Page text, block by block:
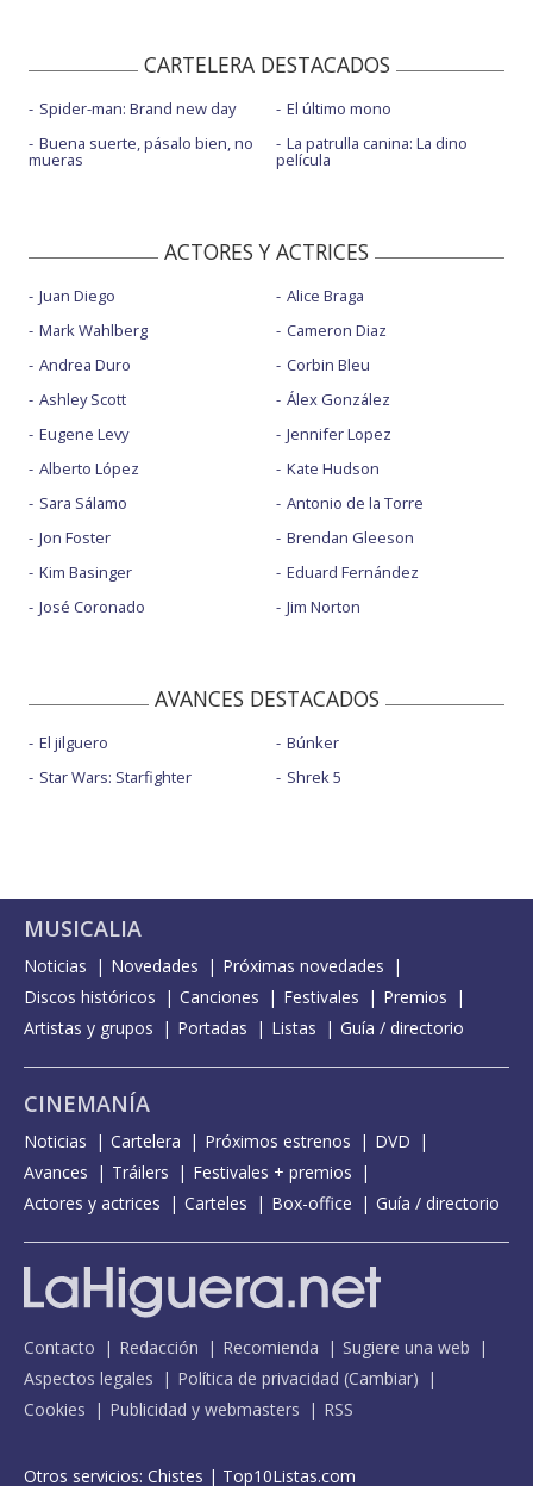
CARTELERA DESTACADOS
Spider-man: Brand new day
Buena suerte, pásalo bien, no
mueras
El último mono
La patrulla canina: La dino
película
ACTORES Y ACTRICES
Juan Diego
Mark Wahlberg
Andrea Duro
Ashley Scott
Eugene Levy
Alberto López
Sara Sálamo
Jon Foster
Kim Basinger
José Coronado
Alice Braga
Cameron Diaz
Corbin Bleu
Álex González
Jennifer Lopez
Kate Hudson
Antonio de la Torre
Brendan Gleeson
Eduard Fernández
Jim Norton
AVANCES DESTACADOS
El jilguero
Star Wars: Starfighter
Búnker
Shrek 5
MUSICALIA
Noticias Novedades
Próximas novedades
Discos históricos
Canciones Festivales
Premios
Artistas y grupos
Portadas Listas Guía / directorio
CINEMANÍA
Noticias Cartelera Próximos estrenos
DVD
Avances
Tráilers
Festivales + premios
Actores y actrices
Carteles Box-office Guía / directorio
Contacto Redacción Recomienda
Sugiere una web
Aspectos legales
Política de privacidad (Cambiar)
Cookies
Publicidad y webmasters RSS
Otros servicios: Chistes | Top10Listas.com